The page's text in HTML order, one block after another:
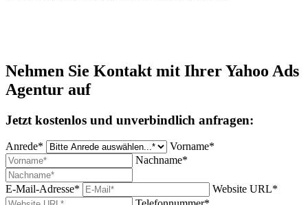
Nehmen Sie Kontakt mit Ihrer Yahoo Ads
Agentur auf
Jetzt kostenlos und unverbindlich anfragen:
Anrede*
Vorname*
Nachname*
E-Mail-Adresse*
Website URL*